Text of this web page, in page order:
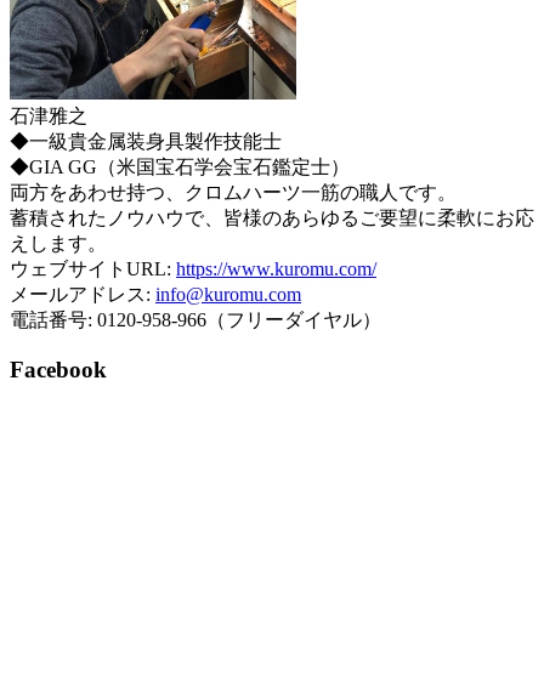
石津雅之
◆一級貴金属装身具製作技能士
◆GIA GG（米国宝石学会宝石鑑定士）
両方をあわせ持つ、クロムハーツ一筋の職人です。
蓄積されたノウハウで、皆様のあらゆるご要望に柔軟にお応
えします。
ウェブサイトURL: https://www.kuromu.com/
メールアドレス: info@kuromu.com
電話番号: 0120-958-966（フリーダイヤル）
Facebook